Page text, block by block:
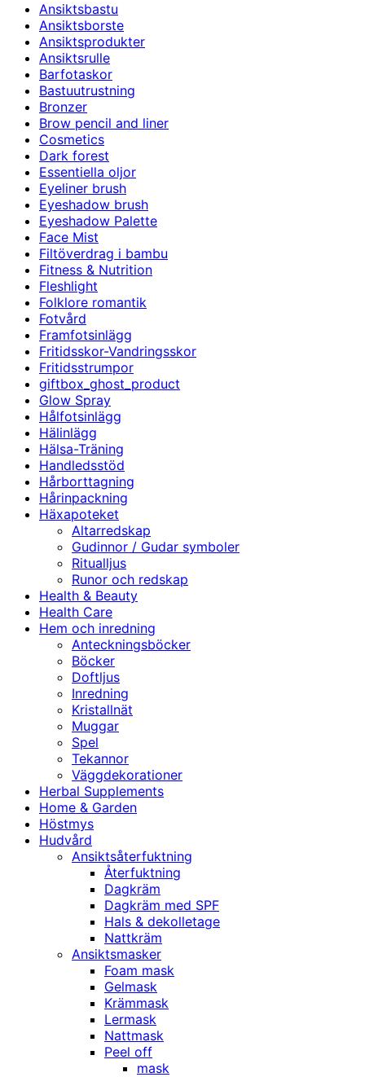
Ansiktsbastu
Ansiktsborste
Ansiktsprodukter
Ansiktsrulle
Barfotaskor
Bastuutrustning
Bronzer
Brow pencil and liner
Cosmetics
Dark forest
Essentiella oljor
Eyeliner brush
Eyeshadow brush
Eyeshadow Palette
Face Mist
Filtöverdrag i bambu
Fitness & Nutrition
Fleshlight
Folklore romantik
Fotvård
Framfotsinlägg
Fritidsskor-Vandringsskor
Fritidsstrumpor
giftbox_ghost_product
Glow Spray
Hålfotsinlägg
Hälinlägg
Hälsa-Träning
Handledsstöd
Hårborttagning
Hårinpackning
Häxapoteket
Altarredskap
Gudinnor / Gudar symboler
Ritualljus
Runor och redskap
Health & Beauty
Health Care
Hem och inredning
Anteckningsböcker
Böcker
Doftljus
Inredning
Kristallnät
Muggar
Spel
Tekannor
Väggdekorationer
Herbal Supplements
Home & Garden
Höstmys
Hudvård
Ansiktsåterfuktning
Återfuktning
Dagkräm
Dagkräm med SPF
Hals & dekolletage
Nattkräm
Ansiktsmasker
Foam mask
Gelmask
Krämmask
Lermask
Nattmask
Peel off
mask